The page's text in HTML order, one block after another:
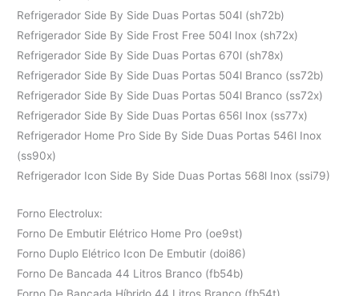
Refrigerador Side By Side Duas Portas 504l (sh72b)
Refrigerador Side By Side Frost Free 504l Inox (sh72x)
Refrigerador Side By Side Duas Portas 670l (sh78x)
Refrigerador Side By Side Duas Portas 504l Branco (ss72b)
Refrigerador Side By Side Duas Portas 504l Branco (ss72x)
Refrigerador Side By Side Duas Portas 656l Inox (ss77x)
Refrigerador Home Pro Side By Side Duas Portas 546l Inox
(ss90x)
Refrigerador Icon Side By Side Duas Portas 568l Inox (ssi79)
Forno Electrolux:
Forno De Embutir Elétrico Home Pro (oe9st)
Forno Duplo Elétrico Icon De Embutir (doi86)
Forno De Bancada 44 Litros Branco (fb54b)